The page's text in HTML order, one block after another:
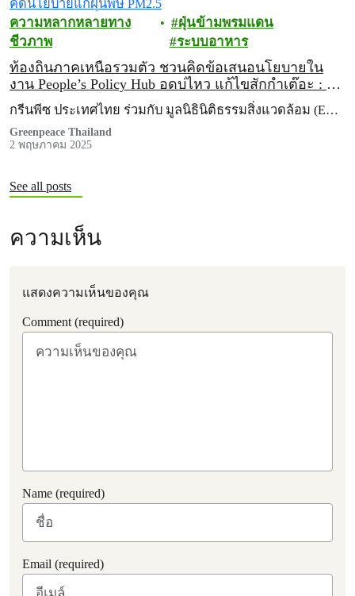
ความหลากหลายทาง
ชีวภาพ
ฝุ่นข้ามพรมแดน
ระบบอาหาร
ท้องถิ่นภาคเหนือรวมตัว ชวนคิดข้อเสนอนโยบายใน
งาน People’s Policy Hub อดบ่ไหว แก้ไขสักกำเต๊อะ : คน
เหนือชวนคิดนโยบายแก้ฝุ่นพิษ PM2.5
กรีนพีซ ประเทศไทย ร่วมกับ มูลนิธินิติธรรมสิ่งแวดล้อม (E…
Greenpeace Thailand
2 พฤษภาคม 2025
See all posts
ความเห็น
แสดงความเห็นของคุณ
Comment (required)
Name (required)
Email (required)